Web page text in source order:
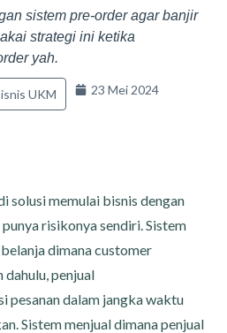
sistem pre-order agar banjir
strategi ini ketika
yah.
UKM 23 Mei 2024
solusi memulai bisnis dengan
risikonya sendiri. Sistem
dimana customer
penjual
pesanan dalam jangka waktu
Sistem menjual dimana penjual